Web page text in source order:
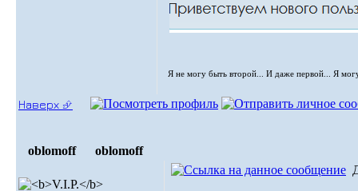
Я не могу быть второй... И даже первой... Я
Наверх ⮵
oblomoff oblomoff